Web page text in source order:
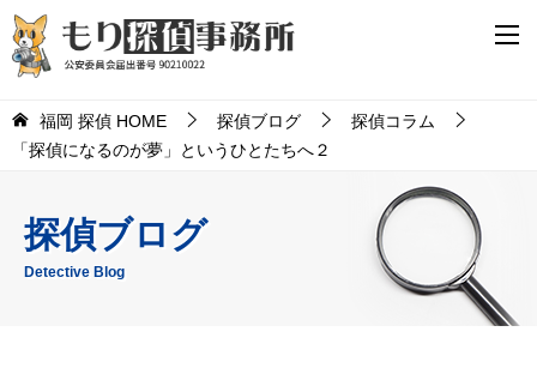
福岡 探偵 HOME 探偵ブログ
探偵コラム
「探偵になるのが夢」というひとたちへ２
探偵ブログ
Detective Blog